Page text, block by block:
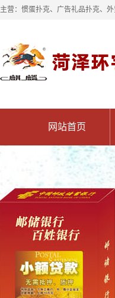
主营：惯蛋扑克、广告礼品扑克、
网站首页